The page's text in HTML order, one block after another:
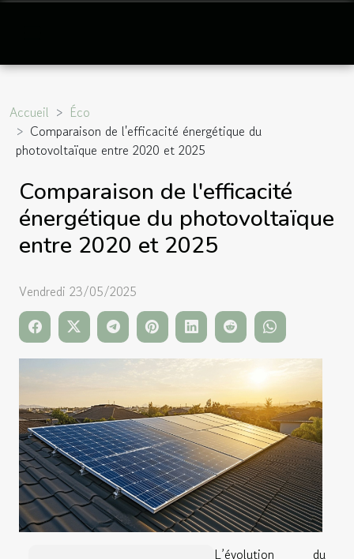
Accueil
Éco
Comparaison de l'efficacité énergétique du
photovoltaïque entre 2020 et 2025
Comparaison de l'efficacité
énergétique du photovoltaïque
entre 2020 et 2025
Vendredi 23/05/2025
L’évolution du